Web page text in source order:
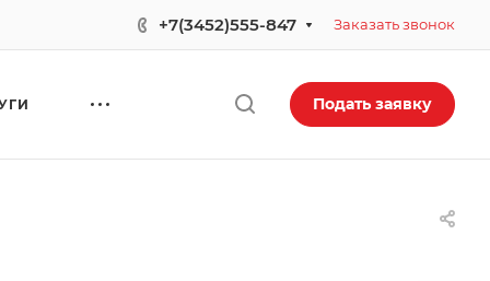
+7(3452)555-847 Заказать звонок
Подать заявку